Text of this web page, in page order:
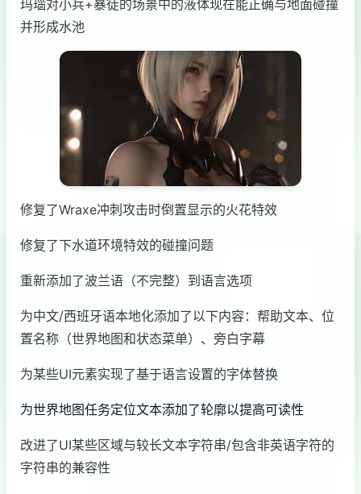
玛瑙对小兵+暴徒的场景中的液体现在能正确与地面碰撞
并形成水池
修复了Wraxe冲刺攻击时倒置显示的火花特效
修复了下水道环境特效的碰撞问题
重新添加了波兰语（不完整）到语言选项
为中文/西班牙语本地化添加了以下内容：帮助文本、位
置名称（世界地图和状态菜单）、旁白字幕
为某些UI元素实现了基于语言设置的字体替换
为世界地图任务定位文本添加了轮廓以提高可读性
改进了UI某些区域与较长文本字符串/包含非英语字符的
字符串的兼容性